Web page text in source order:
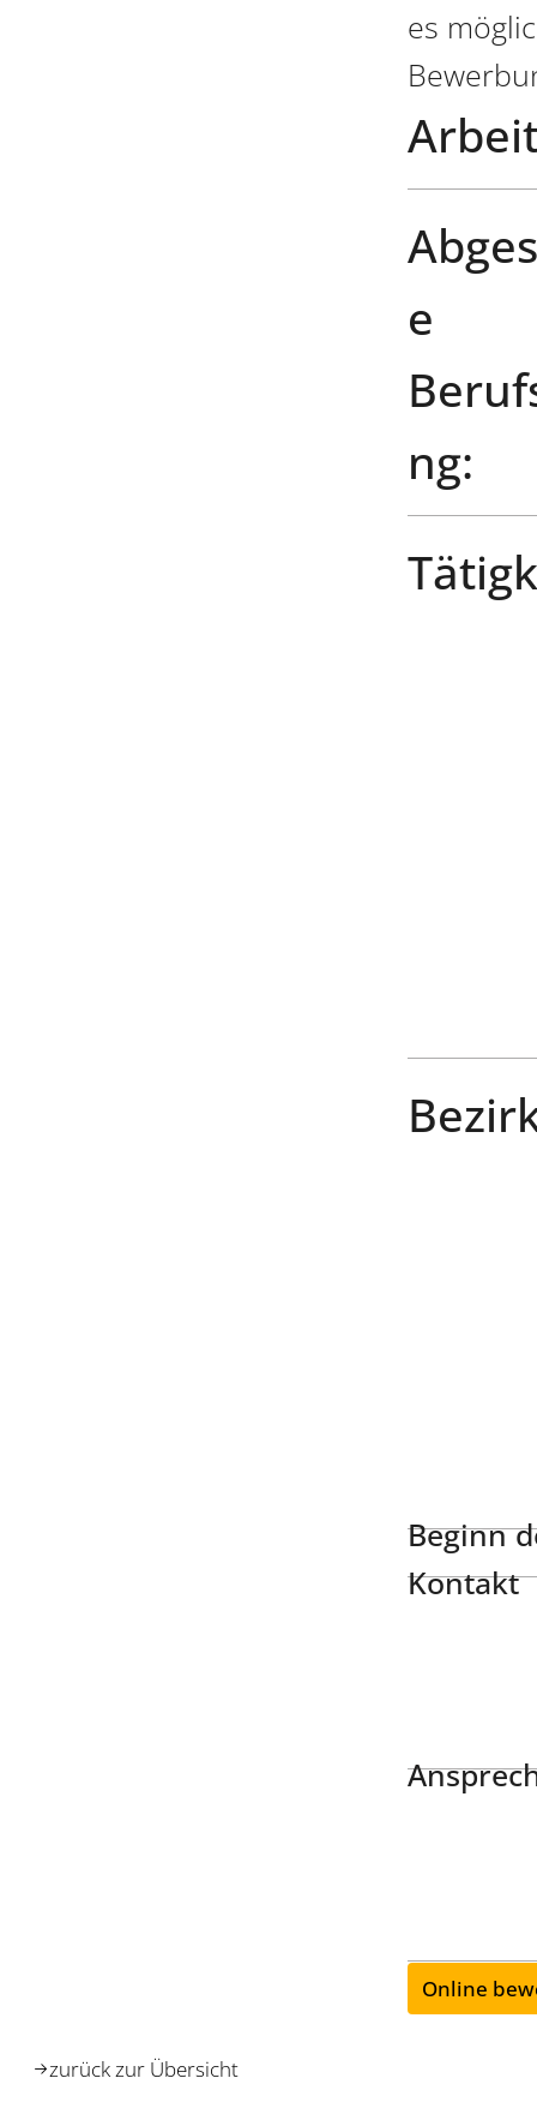
es
e
ng:
Beginn
Kontakt
Online
zurück zur Übersicht